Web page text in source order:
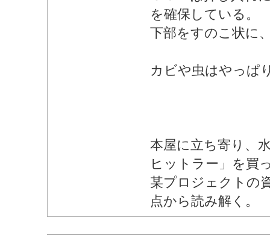
を確保している。
下部をすのこ状に
カビや虫はやっ
本屋に立ち寄り、
ヒットラー」を買
某プロジェクトの
点から読み解く。